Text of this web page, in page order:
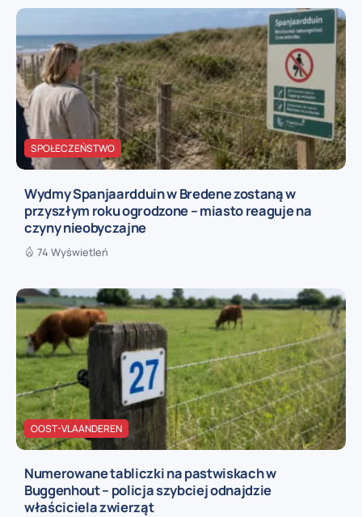
SPOŁECZEŃSTWO
Wydmy Spanjaardduin w Bredene zostaną w
przyszłym roku ogrodzone – miasto reaguje na
czyny nieobyczajne
74 Wyświetleń
OOST-VLAANDEREN
Numerowane tabliczki na pastwiskach w
Buggenhout – policja szybciej odnajdzie
właściciela zwierząt